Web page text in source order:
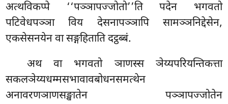
अत्थविकप्पे ‘‘पञ्ञापज्जोतो’’ति पदेन भगवतो
पटिवेधपञ्ञा विय देसनापञ्ञापि सामञ्ञनिद्देसेन,
एकसेसनयेन वा सङ्गहिताति दट्ठब्बं.
अथ वा भगवतो ञाणस्स ञेय्यपरियन्तिकत्ता
सकलञेय्यधम्मसभावावबोधनसमत्थेन
अनावरणञाणसङ्खातेन पञ्ञापज्जोतेन